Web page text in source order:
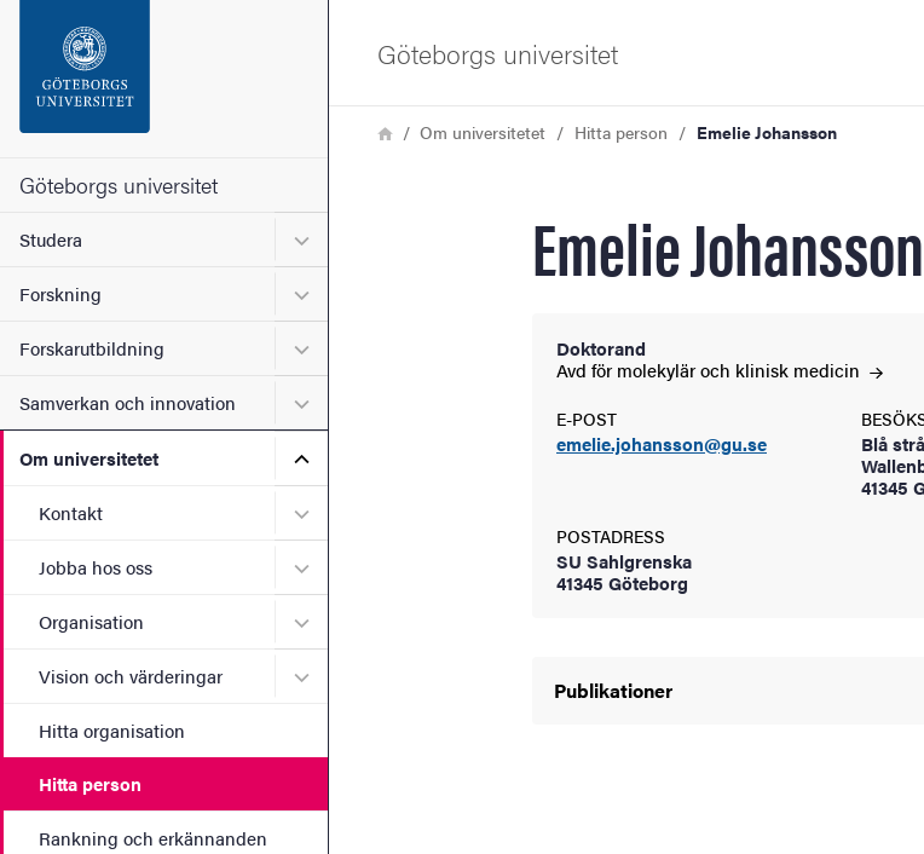
Sidfoten
Om webbplatsen
Göteborgs universitet
Studera Undermeny för Studera
Forskning Undermeny för Forskning
Forskarutbildning Undermeny för Forskarutbildning
Samverkan och innovation Undermeny för Samverkan och innovation
Om universitetet Undermeny för Om universitetet
Kontakt Undermeny för Kontakt
Jobba hos oss Undermeny för Jobba hos oss
Organisation Undermeny för Organisation
Vision och värderingar Undermeny för Vision och värderingar
Hitta organisation
Hitta person
Rankning och erkännanden
Göteborgs universitet
LänkstigHemOm universitetet Hitta person Emelie Johansson
Emelie Johansson
Doktorand
Avd för molekylär och klinisk medicin
E-POST
emelie.johansson@gu.se
Blå
41345
POSTADRESS
SU Sahlgrenska
41345 Göteborg
Publikationer